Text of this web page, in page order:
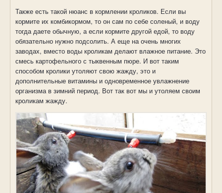
Также есть такой нюанс в кормлении кроликов. Если вы
кормите их комбикормом, то он сам по себе соленый, и воду
тогда даете обычную, а если кормите другой едой, то воду
обязательно нужно подсолить. А еще на очень многих
заводах, вместо воды кроликам делают влажное питание. Это
смесь картофельного с тыквенным пюре. И вот таким
способом кролики утоляют свою жажду, это и
дополнительные витамины и одновременное увлажнение
организма в зимний период. Вот так вот мы и утоляем своим
кроликам жажду.